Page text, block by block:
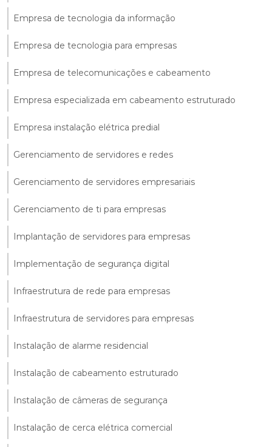
Empresa de tecnologia da informação
Empresa de tecnologia para empresas
Empresa de telecomunicações e cabeamento
Empresa especializada em cabeamento estruturado
Empresa instalação elétrica predial
Gerenciamento de servidores e redes
Gerenciamento de servidores empresariais
Gerenciamento de ti para empresas
Implantação de servidores para empresas
Implementação de segurança digital
Infraestrutura de rede para empresas
Infraestrutura de servidores para empresas
Instalação de alarme residencial
Instalação de cabeamento estruturado
Instalação de câmeras de segurança
Instalação de cerca elétrica comercial